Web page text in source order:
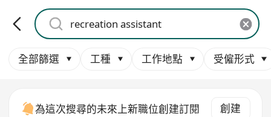
全部篩選 工種 工作地點 受僱形式
為這次搜尋的未來上新職位創建訂閱 創建